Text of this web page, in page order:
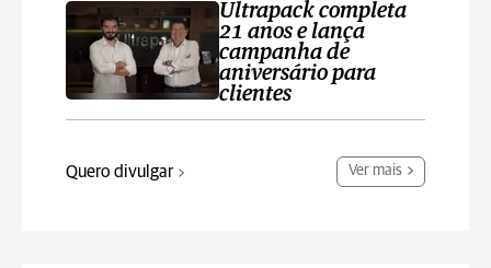
Ultrapack completa
21 anos e lança
campanha de
aniversário para
clientes
Quero divulgar Ver mais